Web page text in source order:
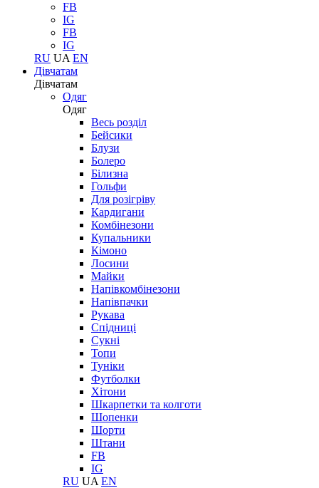
FB
IG
FB
IG
RU UA EN
Дівчатам
Дівчатам
Одяг
Одяг
Весь розділ
Бейсики
Блузи
Болеро
Білизна
Гольфи
Для розігріву
Кардигани
Комбінезони
Купальники
Кімоно
Лосини
Майки
Напівкомбінезони
Напівпачки
Рукава
Спідниці
Сукні
Топи
Туніки
Футболки
Хітони
Шкарпетки та колготи
Шопенки
Шорти
Штани
FB
IG
RU UA EN